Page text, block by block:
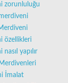
zorunluluğu
özellikleri
yapılır
İmalat